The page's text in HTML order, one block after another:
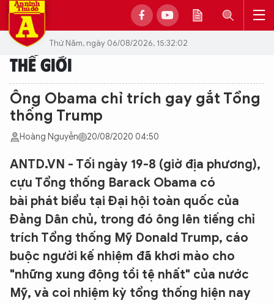
Thứ Năm, ngày 06/08/2026, 15:32:02
THẾ GIỚI
Ông Obama chỉ trích gay gắt Tổng
thống Trump
Hoàng Nguyễn 20/08/2020 04:50
ANTD.VN - Tối ngày 19-8 (giờ địa phương),
cựu Tổng thống Barack Obama có
bài phát biểu tại Đại hội toàn quốc của
Đảng Dân chủ, trong đó ông lên tiếng chỉ
trích Tổng thống Mỹ Donald Trump, cáo
buộc người kế nhiệm đã khơi mào cho
"những xung động tồi tệ nhất" của nước
Mỹ, và coi nhiệm kỳ tổng thống hiện nay